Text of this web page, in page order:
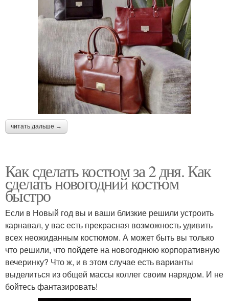
читать дальше →
Как сделать костюм за 2 дня. Как
сделать новогодний костюм
быстро
Если в Новый год вы и ваши близкие решили устроить
карнавал, у вас есть прекрасная возможность удивить
всех неожиданным костюмом. А может быть вы только
что решили, что пойдете на новогоднюю корпоративную
вечеринку? Что ж, и в этом случае есть варианты
выделиться из общей массы коллег своим нарядом. И не
бойтесь фантазировать!